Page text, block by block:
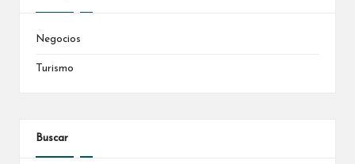
Negocios
Turismo
Buscar